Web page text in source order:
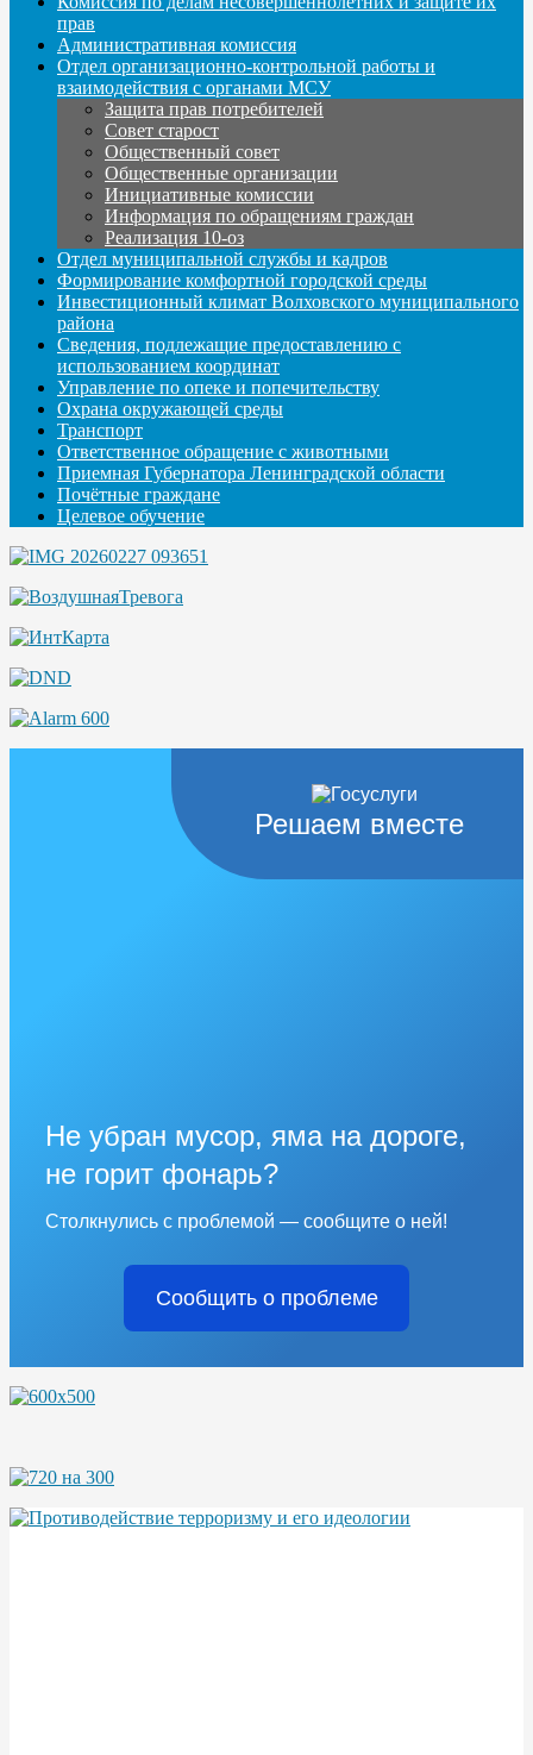
прав
Административная комиссия
Отдел организационно-контрольной работы и
взаимодействия с органами МСУ
Защита прав потребителей
Совет старост
Общественный совет
Общественные организации
Инициативные комиссии
Информация по обращениям граждан
Реализация 10-оз
Отдел муниципальной службы и кадров
Формирование комфортной городской среды
Инвестиционный климат Волховского муниципального
района
Сведения, подлежащие предоставлению с
использованием координат
Управление по опеке и попечительству
Охрана окружающей среды
Транспорт
Ответственное обращение с животными
Приемная Губернатора Ленинградской области
Почётные граждане
Целевое обучение
Решаем вместе
Не убран мусор, яма на дороге,
не горит фонарь?
Столкнулись с проблемой — сообщите о ней!
Сообщить о проблеме